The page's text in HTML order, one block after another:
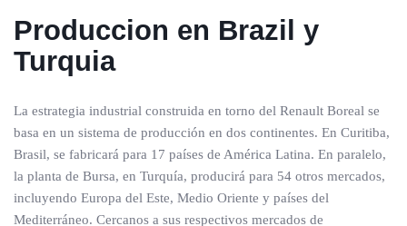
Produccion en Brazil y
Turquia
La estrategia industrial construida en torno del Renault Boreal se
basa en un sistema de producción en dos continentes. En Curitiba,
Brasil, se fabricará para 17 países de América Latina. En paralelo,
la planta de Bursa, en Turquía, producirá para 54 otros mercados,
incluyendo Europa del Este, Medio Oriente y países del
Mediterráneo. Cercanos a sus respectivos mercados de